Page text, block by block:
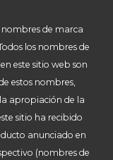
nombres de marca
los nombres de
este sitio web son
estos nombres,
apropiación de la
sitio ha recibido
anunciado en
(nombres de